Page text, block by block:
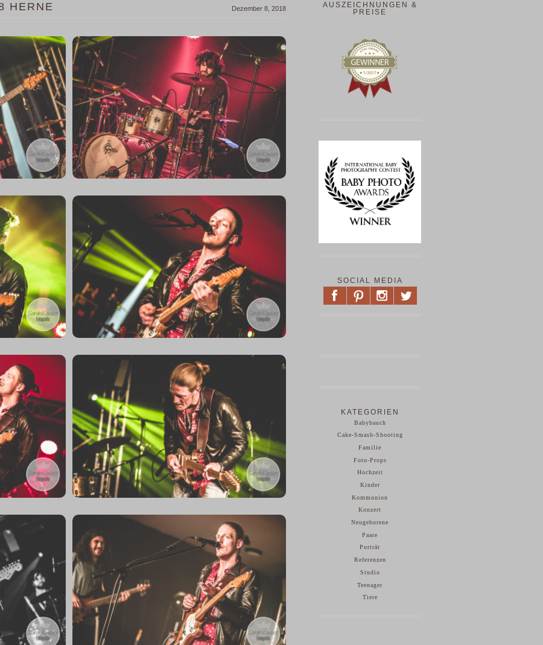
Dezember 8, 2018
HERNE
AUSZEICHNUNGEN &
PREISE
SOCIAL MEDIA
KATEGORIEN
Babybauch
Cake-Smash-Shooting
Familie
Foto-Props
Hochzeit
Kinder
Kommunion
Konzert
Neugeborene
Paare
Porträt
Referenzen
Studio
Teenager
Tiere